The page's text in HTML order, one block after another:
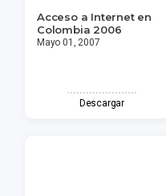
Acceso a Internet en
Colombia 2006
Mayo 01, 2007
Descargar